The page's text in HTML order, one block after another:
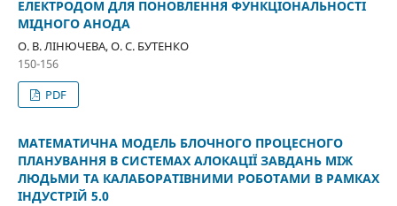
ЕЛЕКТРОДОМ ДЛЯ ПОНОВЛЕННЯ ФУНКЦІОНАЛЬНОСТІ
МІДНОГО АНОДА
О. В. ЛІНЮЧЕВА, О. С. БУТЕНКО
150-156
PDF
МАТЕМАТИЧНА МОДЕЛЬ БЛОЧНОГО ПРОЦЕСНОГО
ПЛАНУВАННЯ В СИСТЕМАХ АЛОКАЦІЇ ЗАВДАНЬ МІЖ
ЛЮДЬМИ ТА КАЛАБОРАТІВНИМИ РОБОТАМИ В РАМКАХ
ІНДУСТРІЙ 5.0